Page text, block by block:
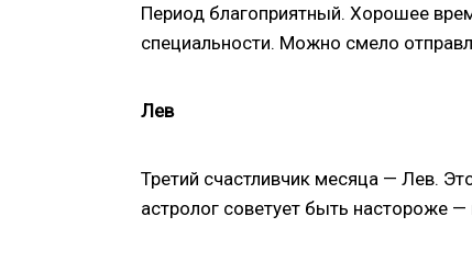
Период благоприятный. Хорошее
специальности. Можно смело
Лев
Третий счастливчик месяца — Лев.
астролог советует быть настороже